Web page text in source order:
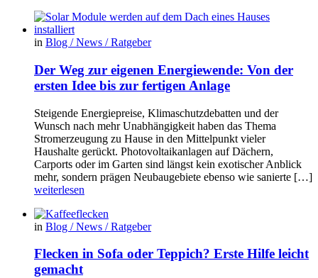
in Blog / News / Ratgeber
Der Weg zur eigenen Energiewende: Von der
ersten Idee bis zur fertigen Anlage
Steigende Energiepreise, Klimaschutzdebatten und der
Wunsch nach mehr Unabhängigkeit haben das Thema
Stromerzeugung zu Hause in den Mittelpunkt vieler
Haushalte gerückt. Photovoltaikanlagen auf Dächern,
Carports oder im Garten sind längst kein exotischer Anblick
mehr, sondern prägen Neubaugebiete ebenso wie sanierte […]
weiterlesen
in Blog / News / Ratgeber
Flecken in Sofa oder Teppich? Erste Hilfe leicht
gemacht